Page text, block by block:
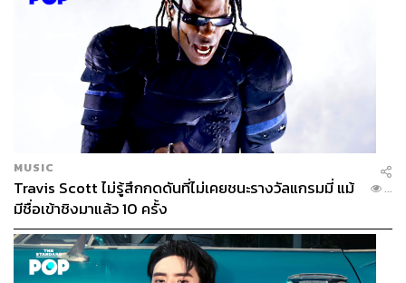
MUSIC
Travis Scott ไม่รู้สึกกดดันที่ไม่เคยชนะรางวัลแกรมมี่ แม้
มีชื่อเข้าชิงมาแล้ว 10 ครั้ง
...